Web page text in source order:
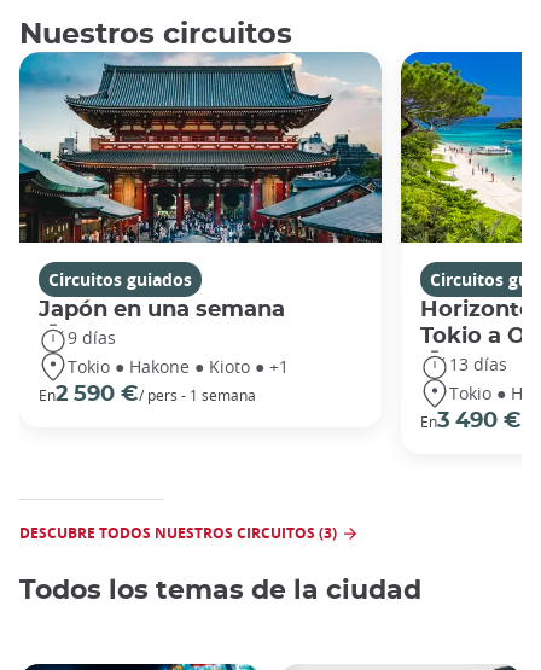
Nuestros circuitos
Circuitos guiados
Japón en una semana
9 días
Tokio ● Hakone ● Kioto ● +1
En2 590 €/ pers - 1 semana
Circuitos
Tokio a
13 días
Tokio ●
En3 490 €
DESCUBRE TODOS NUESTROS CIRCUITOS (3)
Todos los temas de la ciudad